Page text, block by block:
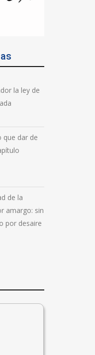
la ley de
que dar de
de la
amargo: sin
por desaire